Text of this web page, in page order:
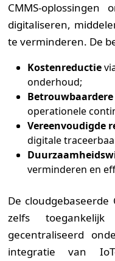
CMMS-
digitaliseren,
te verminderen. De
Kostenreductie
onderhoud;
operationele
Vereenvoudigde
digitale
verminderen en
De cloudgebaseerde
zelfs
gecentraliseerd
integratie van